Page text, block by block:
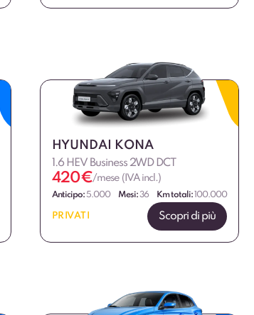
HYUNDAI KONA
1.6 HEV Business 2WD DCT
420€/mese (IVA incl.)
Anticipo:5.000 Mesi:36 Km totali: 100.000
PRIVATI Scopri di più